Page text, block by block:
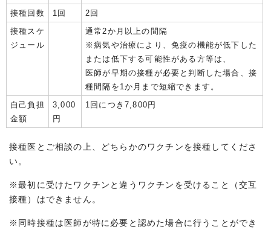
接種回数 1回
2回
接種スケ
ジュール
通常2か月以上の間隔
※病気や治療により、免疫の機能が低下した
または低下する可能性がある方等は、
医師が早期の接種が必要と判断した場合、接
種間隔を1か月まで短縮できます。
自己負担
金額
3,000
円
1回につき7,800円
接種医とご相談の上、どちらかのワクチンを接種してくださ
い。
※最初に受けたワクチンと違うワクチンを受けること（交互
接種）はできません。
※同時接種は医師が特に必要と認めた場合に行うことができ